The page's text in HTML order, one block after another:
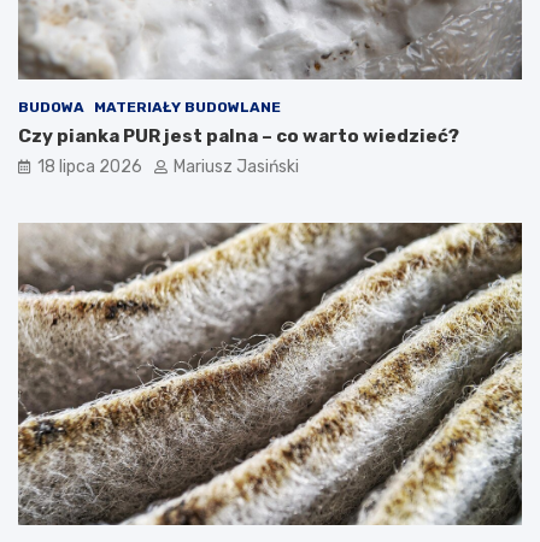
BUDOWA MATERIAŁY BUDOWLANE
Czy pianka PUR jest palna – co warto wiedzieć?
18 lipca 2026 Mariusz Jasiński